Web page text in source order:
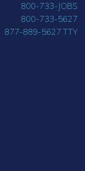
800-733-JOBS
800-733-5627
877-889-5627 TTY